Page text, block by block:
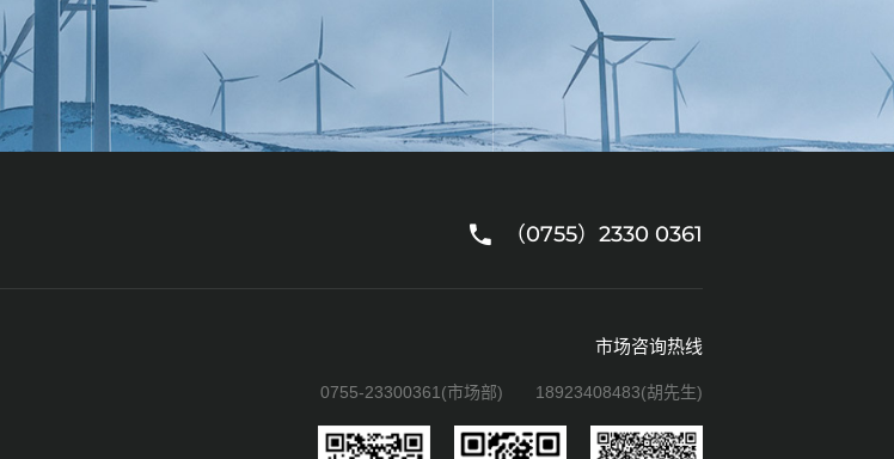
（0755）2330 0361
市场咨询热线
0755-23300361(市场部) 18923408483(胡先生)